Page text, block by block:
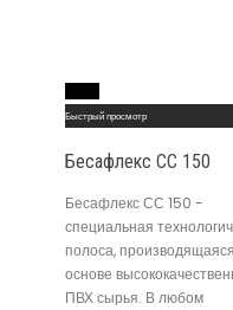
Быстрый просмотр
Бесафлекс СС 150
Бесафлекс СС 150 -
специальная
полоса,
основе
ПВХ сырья. В любом